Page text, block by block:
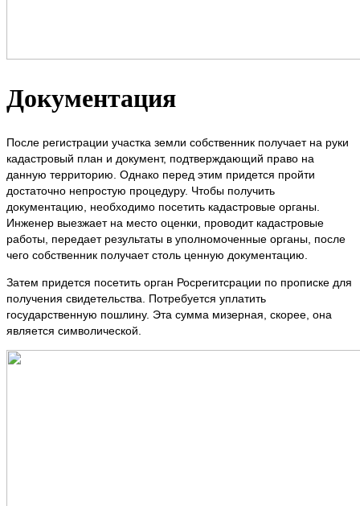
Документация
После регистрации участка земли собственник получает на руки
кадастровый план и документ, подтверждающий право на
данную территорию. Однако перед этим придется пройти
достаточно непростую процедуру. Чтобы получить
документацию, необходимо посетить кадастровые органы.
Инженер выезжает на место оценки, проводит кадастровые
работы, передает результаты в уполномоченные органы, после
чего собственник получает столь ценную документацию.
Затем придется посетить орган Росрегитсрации по прописке для
получения свидетельства. Потребуется уплатить
государственную пошлину. Эта сумма мизерная, скорее, она
является символической.